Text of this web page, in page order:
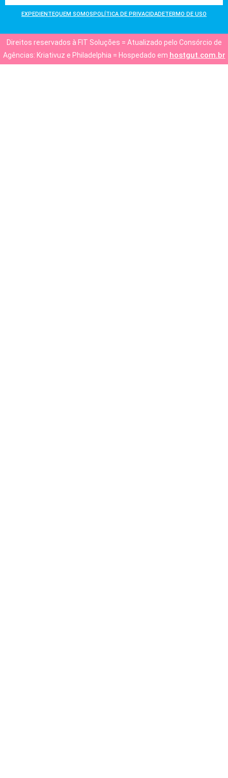
EXPEDIENTEQUEM SOMOSPOLÍTICA DE PRIVACIDADETERMO DE USO
Direitos reservados à FIT Soluções = Atualizado pelo Consórcio de
Agências: Kriativuz e Philadelphia = Hospedado em hostgut.com.br